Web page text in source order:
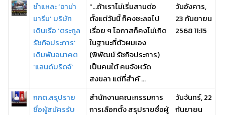
ชำแหละ ‘อาม่า
มารีน’ บริษัท
เดินเรือ ‘ตระกูล
รัชกิจประการ’
เดิมพันอนาคต
‘แลนด์บริดจ์’
“…ถ้าเราไม่เริ่มสานต่อ
ตั้งแต่วันนี้ ก็คงชะลอไป
เรื่อย ๆ โอกาสก็คงไม่เกิด
ในฐานะที่ตัวผมเอง
(พิพัฒน์ รัชกิจประการ)
เป็นคนใต้ คนจังหวัด
สงขลา แต่ที่สำคั ...
วันอังคาร,
23 กันยายน
2568 11:15
กกต.สรุปราย
ชื่อผู้สมัครรับ
สำนักงานคณะกรรมการ
การเลือกตั้ง สรุปรายชื่อผู้
วันจันทร์, 22
กันยายน